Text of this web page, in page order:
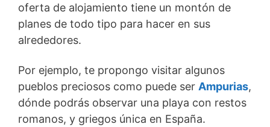
oferta de alojamiento tiene un montón de
planes de todo tipo para hacer en sus
alrededores.
Por ejemplo, te propongo visitar algunos
pueblos preciosos como puede ser Ampurias,
dónde podrás observar una playa con restos
romanos, y griegos única en España.